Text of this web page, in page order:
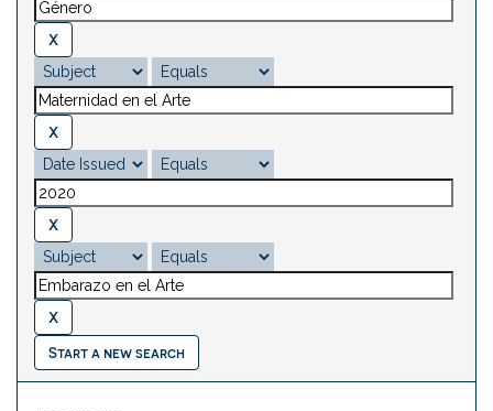
Start a new search